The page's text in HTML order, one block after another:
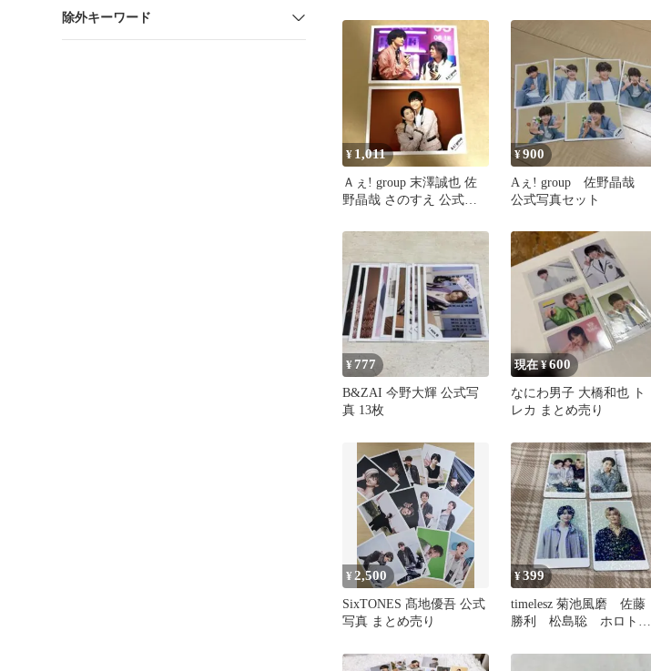
除外キーワード
¥ 1,011
Ａぇ! group 末澤誠也 佐
野晶哉 さのすえ 公式写
¥900
Aぇ! group 佐野晶哉
公式写真セット
¥ 777
B&ZAI 今野大輝 公式写
真 13枚
現在 ¥600
なにわ男子 大橋和也 ト
レカ まとめ売り
¥2,500
SixTONES 髙地優吾 公式
写真 まとめ売り
¥399
timelesz 菊池風磨 佐藤
勝利 松島聡 ホロトレ